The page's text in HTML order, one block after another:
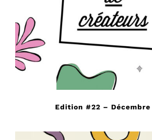
Edition #22 – Décembre